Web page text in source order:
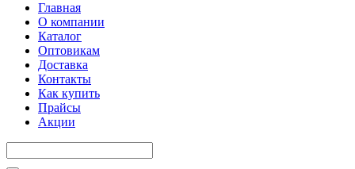
Главная
О компании
Каталог
Оптовикам
Доставка
Контакты
Как купить
Прайсы
Акции